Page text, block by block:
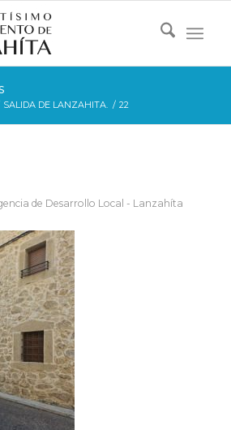
SALIDA DE LANZAHITA. / 22
de Desarrollo Local - Lanzahíta